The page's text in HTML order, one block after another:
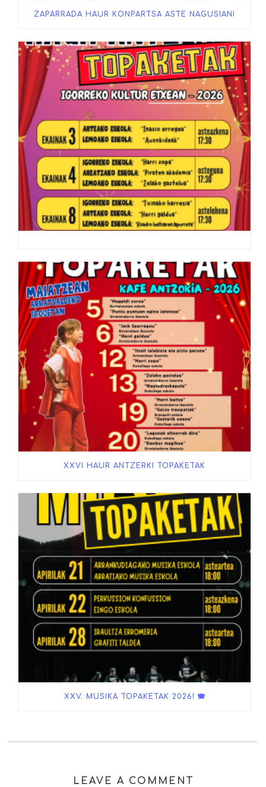
ZAPARRADA HAUR KONPARTSA ASTE NAGUSIAN!
XXVI HAUR ANTZERKI TOPAKETAK
XXV. MUSIKA TOPAKETAK 2026! 🪗
LEAVE A COMMENT